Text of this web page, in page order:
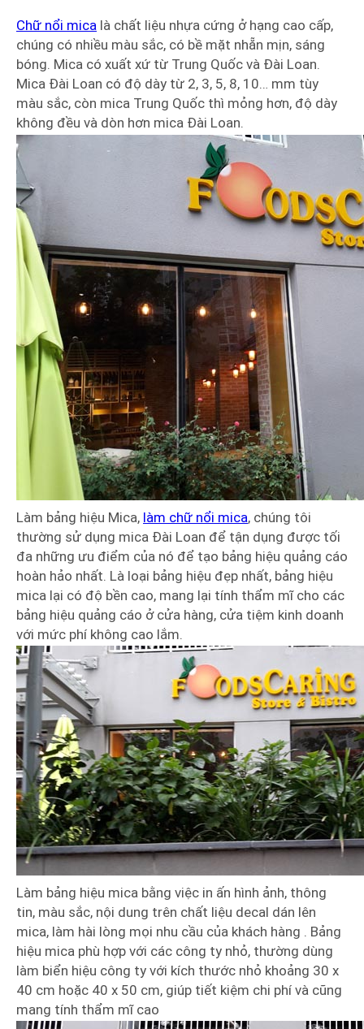
Chữ nổi mica là chất liệu nhựa cứng ở hạng cao cấp,
chúng có nhiều màu sắc, có bề mặt nhẵn mịn, sáng
bóng. Mica có xuất xứ từ Trung Quốc và Đài Loan.
Mica Đài Loan có độ dày từ 2, 3, 5, 8, 10… mm tùy
màu sắc, còn mica Trung Quốc thì mỏng hơn, độ dày
không đều và dòn hơn mica Đài Loan.
Làm bảng hiệu Mica, làm chữ nổi mica, chúng tôi
thường sử dụng mica Đài Loan để tận dụng được tối
đa những ưu điểm của nó để tạo bảng hiệu quảng cáo
hoàn hảo nhất. Là loại bảng hiệu đẹp nhất, bảng hiệu
mica lại có độ bền cao, mang lại tính thẩm mĩ cho các
bảng hiệu quảng cáo ở cửa hàng, cửa tiệm kinh doanh
với mức phí không cao lắm.
Làm bảng hiệu mica bằng việc in ấn hình ảnh, thông
tin, màu sắc, nội dung trên chất liệu decal dán lên
mica, làm hài lòng mọi nhu cầu của khách hàng . Bảng
hiệu mica phù hợp với các công ty nhỏ, thường dùng
làm biển hiệu công ty với kích thước nhỏ khoảng 30 x
40 cm hoặc 40 x 50 cm, giúp tiết kiệm chi phí và cũng
mang tính thẩm mĩ cao